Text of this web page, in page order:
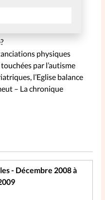
physiques
par l’autisme
l’Eglise balance
– La chronique
- Décembre 2008 à